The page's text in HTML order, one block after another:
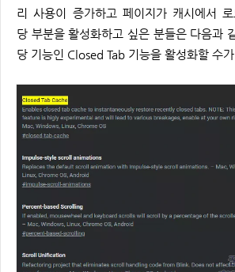
리 사용이 증가하고 페이지가 캐시에서
당 부분을 활성화하고 싶은 분들은 다음과
당 기능인 Closed Tab 기능을 활성화할 수가